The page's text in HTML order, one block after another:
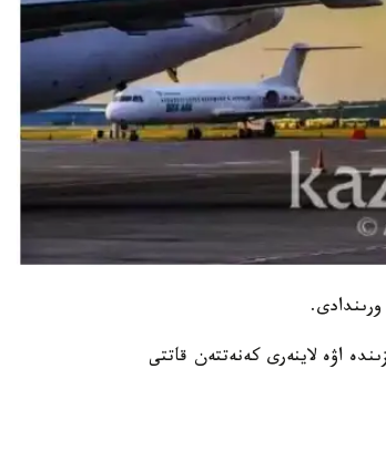
شىققان. ۇشۋ كەزىندە اۋە لاينەرى كەنەتتەن قاتتى